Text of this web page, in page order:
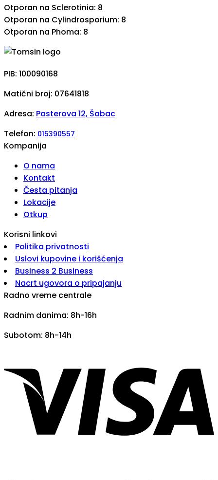
Otporan na Sclerotinia: 8
Otporan na Cylindrosporium: 8
Otporan na Phoma: 8
PIB: 100090168
Matični broj: 07641818
Adresa: Pasterova 12, Šabac
Telefon: 015390557
Kompanija
O nama
Kontakt
Česta pitanja
Lokacije
Otkup
Korisni linkovi
Politika privatnosti
Uslovi kupovine i korišćenja
Business 2 Business
Nacrt ugovora o pripajanju
Radno vreme centrale
Radnim danima: 8h-16h
Subotom: 8h-14h